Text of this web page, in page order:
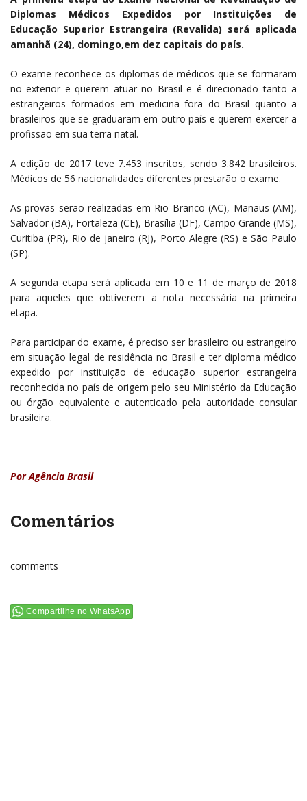
Diplomas Médicos Expedidos por Instituições de
Educação Superior Estrangeira (Revalida) será aplicada
amanhã (24), domingo,em dez capitais do país.
O exame reconhece os diplomas de médicos que se formaram
no exterior e querem atuar no Brasil e é direcionado tanto a
estrangeiros formados em medicina fora do Brasil quanto a
brasileiros que se graduaram em outro país e querem exercer a
profissão em sua terra natal.
A edição de 2017 teve 7.453 inscritos, sendo 3.842 brasileiros.
Médicos de 56 nacionalidades diferentes prestarão o exame.
As provas serão realizadas em Rio Branco (AC), Manaus (AM),
Salvador (BA), Fortaleza (CE), Brasília (DF), Campo Grande (MS),
Curitiba (PR), Rio de janeiro (RJ), Porto Alegre (RS) e São Paulo
(SP).
A segunda etapa será aplicada em 10 e 11 de março de 2018
para aqueles que obtiverem a nota necessária na primeira
etapa.
Para participar do exame, é preciso ser brasileiro ou estrangeiro
em situação legal de residência no Brasil e ter diploma médico
expedido por instituição de educação superior estrangeira
reconhecida no país de origem pelo seu Ministério da Educação
ou órgão equivalente e autenticado pela autoridade consular
brasileira.
Por Agência Brasil
Comentários
comments
Compartilhe no WhatsApp